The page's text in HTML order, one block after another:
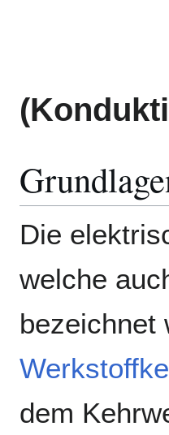
Die
welche
bezeichnet
dem